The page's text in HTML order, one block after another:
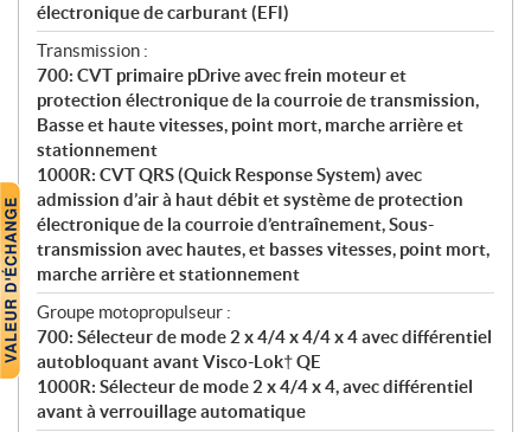
électronique de carburant (EFI)
Transmission :
700: CVT primaire pDrive avec frein moteur et
protection électronique de la courroie de transmission,
Basse et haute vitesses, point mort, marche arrière et
stationnement
1000R: CVT QRS (Quick Response System) avec
admission d’air à haut débit et système de protection
électronique de la courroie d’entraînement, Sous-
transmission avec hautes, et basses vitesses, point mort,
marche arrière et stationnement
Groupe motopropulseur :
700: Sélecteur de mode 2 x 4/4 x 4/4 x 4 avec différentiel
autobloquant avant Visco-Lok† QE
1000R: Sélecteur de mode 2 x 4/4 x 4, avec différentiel
avant à verrouillage automatique